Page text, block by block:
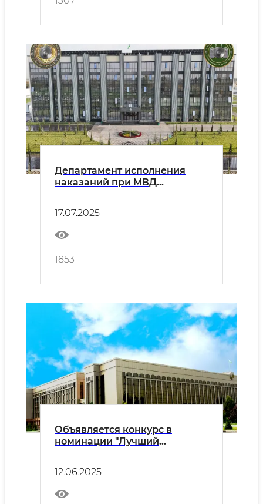
Департамент исполнения
наказаний при МВД
замещение вакантных
должностей сержантов в
своих системах
17.07.2025
1853
Объявляется конкурс в
номинации "Лучший
12.06.2025